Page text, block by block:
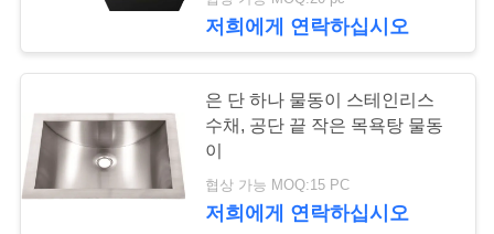
구
하
세
그릇 부엌 개수대를
골라내십시오
18
저희에게 연락하십시오
은 단 하나 물동이 스테인리스
수채, 공단 끝 작은 목욕탕 물동
이
협상 가능 MOQ:15 PC
저희에게 연락하십시오